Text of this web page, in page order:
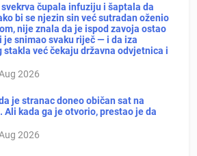
svekrva čupala infuziju i šaptala da
bi se njezin sin već sutradan oženio
nije znala da je ispod zavoja ostao
je snimao svaku riječ — i da iza
stakla već čekaju državna odvjetnica i
2026
je stranac doneo običan sat na
Ali kada ga je otvorio, prestao je da
2026